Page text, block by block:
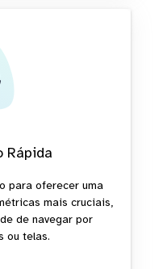
Rápida
para oferecer uma
mais cruciais,
de navegar por
ou telas.